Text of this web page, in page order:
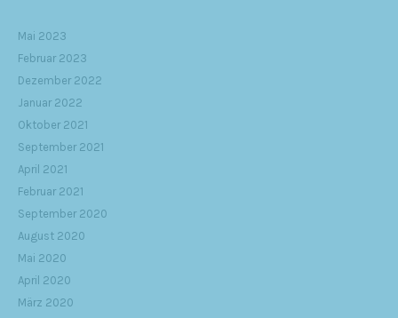
Mai 2023
Februar 2023
Dezember 2022
Januar 2022
Oktober 2021
September 2021
April 2021
Februar 2021
September 2020
August 2020
Mai 2020
April 2020
März 2020